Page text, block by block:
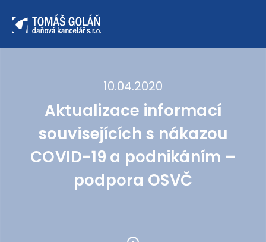
10.04.2020
Aktualizace informací
souvisejících s nákazou
COVID-19 a podnikáním –
podpora OSVČ